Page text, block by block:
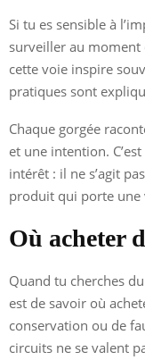
Si tu es sensible à
surveiller au moment
cette voie inspire
pratiques sont
Chaque gorgée
et une intention.
intérêt : il ne s’agit
produit qui porte une
Où acheter
Quand tu cherches du
est de savoir où
conservation ou de
circuits ne se valent